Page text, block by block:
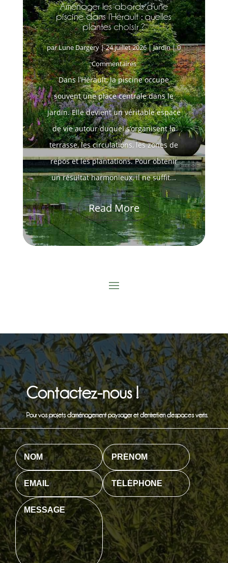
Aménager les abords d’une
piscine dans l’Hérault : quelles
plantes choisir ?
parLune Dargery|24 juillet 2026|Jardin| 0
Commentaires
Dans l’Hérault, la piscine occupe
souvent une place centrale dans le
jardin. Elle devient un véritable espace
de vie autour duquel s’organisent la
terrasse, les circulations, les zones de
repos et les plantations. Pour obtenir
un résultat harmonieux, il ne suffit...
Read More
Contactez-nous !
Pour vos projets d'aménagement paysager et d'entretien d'espaces verts.